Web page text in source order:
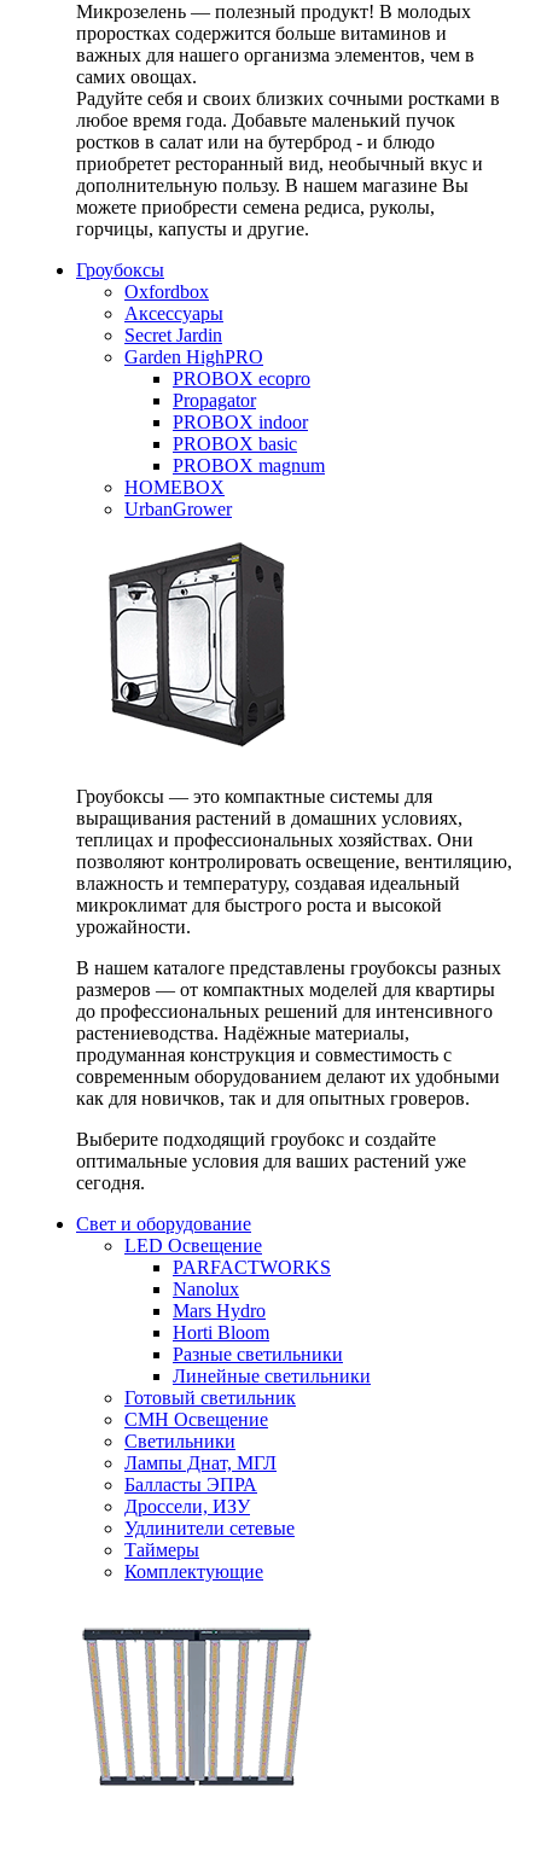
Микрозелень — полезный продукт! В молодых
проростках содержится больше витаминов и
важных для нашего организма элементов, чем в
самих овощах.
Радуйте себя и своих близких сочными ростками в
любое время года. Добавьте маленький пучок
ростков в салат или на бутерброд - и блюдо
приобретет ресторанный вид, необычный вкус и
дополнительную пользу. В нашем магазине Вы
можете приобрести семена редиса, руколы,
горчицы, капусты и другие.
Гроубоксы
Oxfordbox
Аксессуары
Secret Jardin
Garden HighPRO
PROBOX ecopro
Propagator
PROBOX indoor
PROBOX basic
PROBOX magnum
HOMEBOX
UrbanGrower
Гроубоксы — это компактные системы для
выращивания растений в домашних условиях,
теплицах и профессиональных хозяйствах. Они
позволяют контролировать освещение, вентиляцию,
влажность и температуру, создавая идеальный
микроклимат для быстрого роста и высокой
урожайности.
В нашем каталоге представлены гроубоксы разных
размеров — от компактных моделей для квартиры
до профессиональных решений для интенсивного
растениеводства. Надёжные материалы,
продуманная конструкция и совместимость с
современным оборудованием делают их удобными
как для новичков, так и для опытных гроверов.
Выберите подходящий гроубокс и создайте
оптимальные условия для ваших растений уже
сегодня.
Свет и оборудование
LED Освещение
PARFACTWORKS
Nanolux
Mars Hydro
Horti Bloom
Разные светильники
Линейные светильники
Готовый светильник
CMH Освещение
Светильники
Лампы Днат, МГЛ
Балласты ЭПРА
Дроссели, ИЗУ
Удлинители сетевые
Таймеры
Комплектующие